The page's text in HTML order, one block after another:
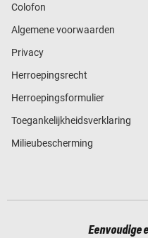
Colofon
Algemene voorwaarden
Privacy
Herroepingsrecht
Herroepingsformulier
Toegankelijkheidsverklaring
Milieubescherming
Eenvoudige